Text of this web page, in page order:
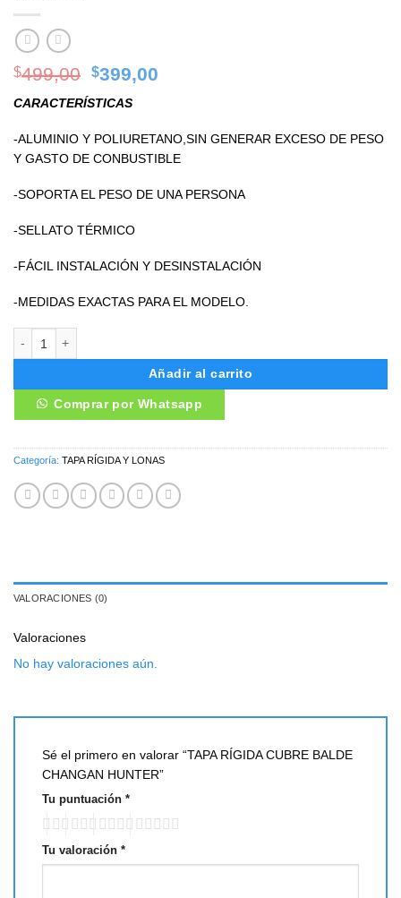
$499,00 Original
was:
$399,00
CARACTERÍSTICAS
-ALUMINIO Y POLIURETANO,SIN GENERAR EXCESO DE PESO
Y GASTO DE CONBUSTIBLE
-SOPORTA EL PESO DE UNA PERSONA
-SELLATO TÉRMICO
-FÁCIL INSTALACIÓN Y DESINSTALACIÓN
-MEDIDAS EXACTAS PARA EL MODELO.
Añadir al carrito
Comprar por Whatsapp
Categoría: TAPA RÍGIDA Y LONAS
VALORACIONES (0)
Valoraciones
No hay valoraciones aún.
Sé el primero en valorar “TAPA RÍGIDA CUBRE BALDE
CHANGAN HUNTER”
Tu puntuación *
Tu valoración *